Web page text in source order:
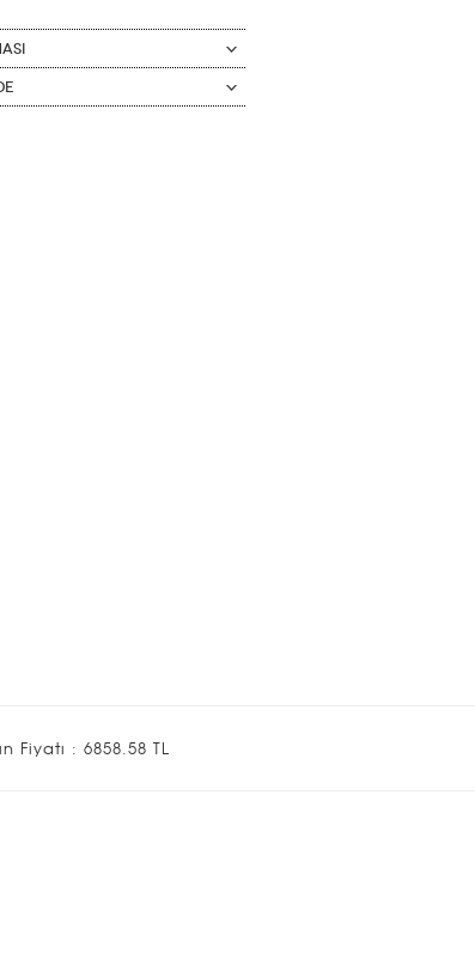
Fiyatı : 6858.58 TL